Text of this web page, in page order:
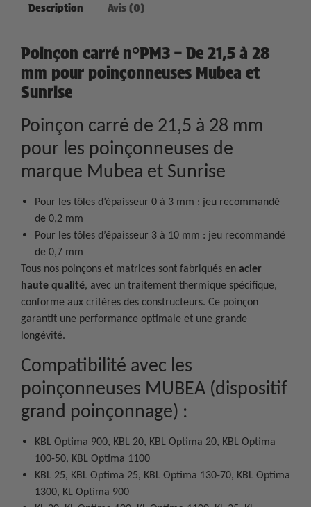
Description Avis (0)
Poinçon carré n°PM3 – De 21,5 à 28
mm pour poinçonneuses Mubea et
Sunrise
Poinçon carré de 21,5 à 28 mm
pour les poinçonneuses de
marque Mubea et Sunrise
Pour les tôles d’épaisseur 0 à 3 mm : jeu recommandé
de 0,2 mm
Pour les tôles d’épaisseur 3 à 10 mm : jeu recommandé
de 0,7 mm
Tous nos poinçons et matrices sont fabriqués en acier
haute qualité, avec un traitement thermique spécifique,
conforme aux critères des constructeurs. Ce poinçon
garantit une performance optimale et une grande
longévité.
Compatibilité avec les
poinçonneuses MUBEA (dispositif
grand poinçonnage) :
KBL Optima 900, KBL 20, KBL Optima 20, KBL Optima
100-50, KBL Optima 1100
KBL 25, KBL Optima 25, KBL Optima 130-70, KBL Optima
1300, KL Optima 900